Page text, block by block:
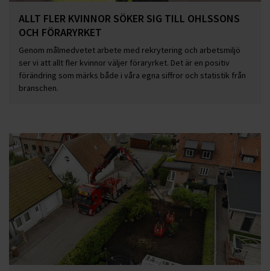
ALLT FLER KVINNOR SÖKER SIG TILL OHLSSONS
OCH FÖRARYRKET
Genom målmedvetet arbete med rekrytering och arbetsmiljö
ser vi att allt fler kvinnor väljer föraryrket. Det är en positiv
förändring som märks både i våra egna siffror och statistik från
branschen.